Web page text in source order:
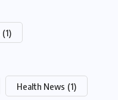
(1)
Health News (1)